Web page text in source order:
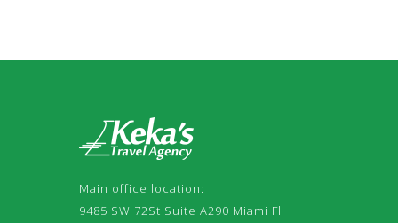
Main office location:
9485 SW 72St Suite A290 Miami Fl